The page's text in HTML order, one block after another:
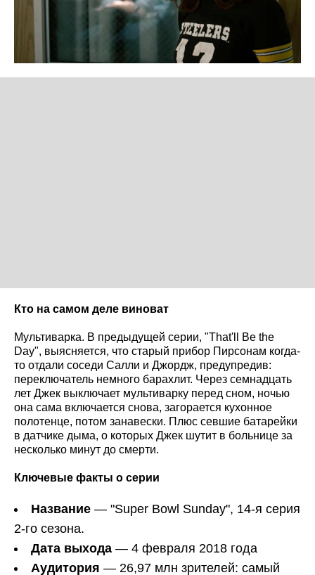
Кто на самом деле виноват
Мультиварка. В предыдущей серии, "That'll Be the
Day", выясняется, что старый прибор Пирсонам когда-
то отдали соседи Салли и Джордж, предупредив:
переключатель немного барахлит. Через семнадцать
лет Джек выключает мультиварку перед сном, ночью
она сама включается снова, загорается кухонное
полотенце, потом занавески. Плюс севшие батарейки
в датчике дыма, о которых Джек шутит в больнице за
несколько минут до смерти.
Ключевые факты о серии
Название — "Super Bowl Sunday", 14-я серия
2-го сезона.
Дата выхода — 4 февраля 2018 года
Аудитория — 26,97 млн зрителей: самый